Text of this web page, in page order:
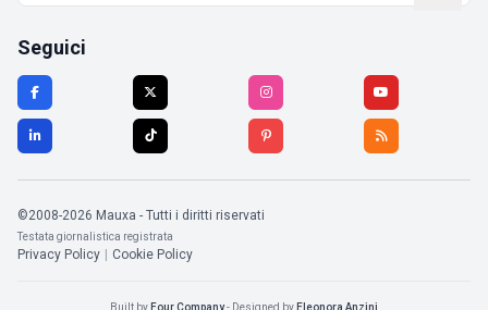
Seguici
©2008-2026 Mauxa - Tutti i diritti riservati
Testata giornalistica registrata
Privacy Policy Cookie Policy
Built by Four Company- Designed by Eleonora Anzini